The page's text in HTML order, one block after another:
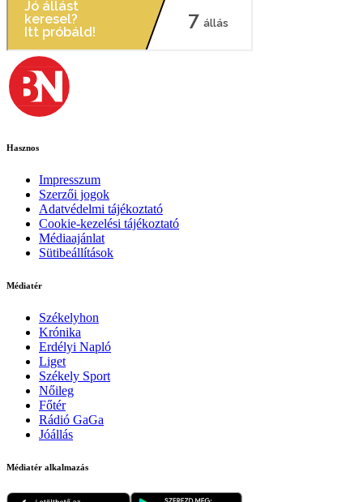
Hasznos
Impresszum
Szerzői jogok
Adatvédelmi tájékoztató
Cookie-kezelési tájékoztató
Médiaajánlat
Sütibeállítások
Médiatér
Székelyhon
Krónika
Erdélyi Napló
Liget
Székely Sport
Nőileg
Főtér
Rádió GaGa
Jóállás
Médiatér alkalmazás